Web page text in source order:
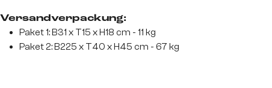
Versandverpackung:
Paket 1: B31 x T15 x H18 cm - 11 kg
Paket 2: B225 x T40 x H45 cm - 67 kg